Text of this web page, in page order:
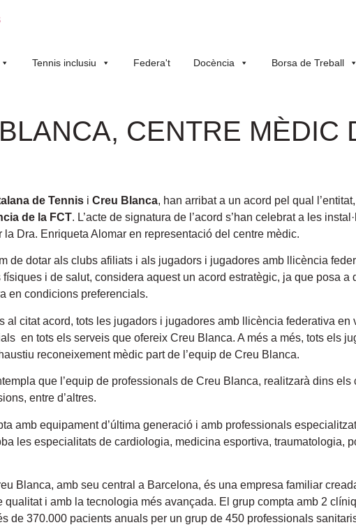
Tennis inclusiu Federa't Docència Borsa de Treball
CENTRE MÈDIC
de Tennis i Creu Blanca, han arribat a un acord pel qual
de la FCT. L’acte de signatura de l’acord s’han celebrat a les
la Dra. Enriqueta Alomar en representació del centre mèdic.
de dotar als clubs afiliats i als jugadors i jugadores amb llicència
i de salut, considera aquest un acord estratègic, ja que posa
en condicions preferencials.
al citat acord, tots les jugadors i jugadores amb llicència federativa
en tots els serveis que ofereix Creu Blanca. A més a més, tots els
reconeixement mèdic part de l’equip de Creu Blanca.
que l’equip de professionals de Creu Blanca, realitzarà dins
entre d’altres.
amb equipament d’última generació i amb professionals
les especialitats de cardiologia, medicina esportiva,
Blanca, amb seu central a Barcelona, és una empresa familiar
qualitat i amb la tecnologia més avançada. El grup compta amb 2
de 370.000 pacients anuals per un grup de 450 professionals